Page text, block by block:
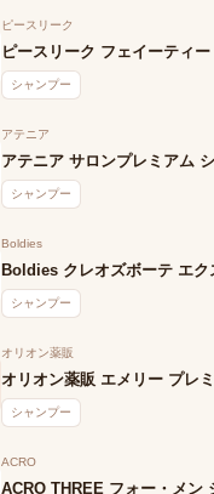
ピースリーク
ピースリーク フェイーティ
シャンプー
アテニア
アテニア サロンプレミアム
シャンプー
Boldies
Boldies クレオズボーテ エ
シャンプー
オリオン薬販
オリオン薬販 エメリー プレ
シャンプー
ACRO
ACRO THREE フォー・メン